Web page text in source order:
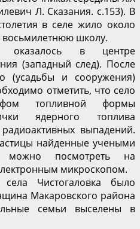
Л. Сказания. с.153). В
в селе жило около
восьмилетнюю школу.
в центре
(западный след). После
(усадьбы и сооружения)
отметить, что село
топливной формы
ядерного топлива
выпадений.
найденные учеными
можно посмотреть на
микроскопом.
села Чистогаловка было
Макаровского района
семьи выселены в